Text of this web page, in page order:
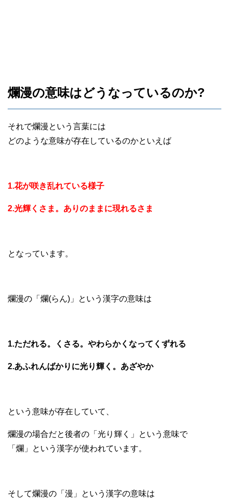
爛漫の意味はどうなっているのか?
それで爛漫という言葉には
どのような意味が存在しているのかといえば
1.花が咲き乱れている様子
2.光輝くさま。ありのままに現れるさま
となっています。
爛漫の「爛(らん)」という漢字の意味は
1.ただれる。くさる。やわらかくなってくずれる
2.あふれんばかりに光り輝く。あざやか
という意味が存在していて、
爛漫の場合だと後者の「光り輝く」という意味で
「爛」という漢字が使われています。
そして爛漫の「漫」という漢字の意味は